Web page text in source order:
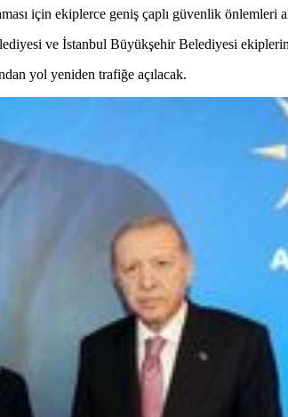
için ekiplerce geniş çaplı güvenlik önlemleri
ve İstanbul Büyükşehir Belediyesi
yol yeniden trafiğe açılacak.